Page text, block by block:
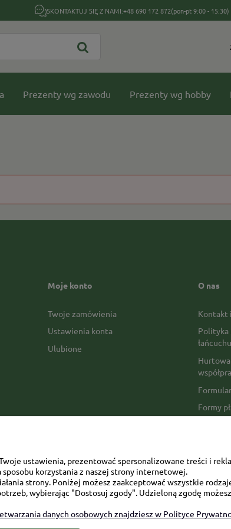
SKONTAKTUJ SIĘ Z NAMI:+48 690 172 872(pon-pt 9:00 - 15:30)
Prezenty wg zawodu Prezenty wg hobby
Moje konto
Twoje zamówienia
Ustawienia konta
Ulubione
O nas
Kontakt
Polityka
Formy
Opinie
Mapa
ustawienia, prezentować spersonalizowane treści i
korzystania z naszej strony internetowej.
strony. Poniżej możesz zaakceptować wszystkie
wybierając "Dostosuj zgody". Udzieloną zgodę
danych osobowych znajdziesz w Polityce